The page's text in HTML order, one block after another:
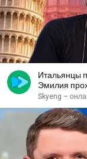
Итальянцы
Эмилия
Skyeng –